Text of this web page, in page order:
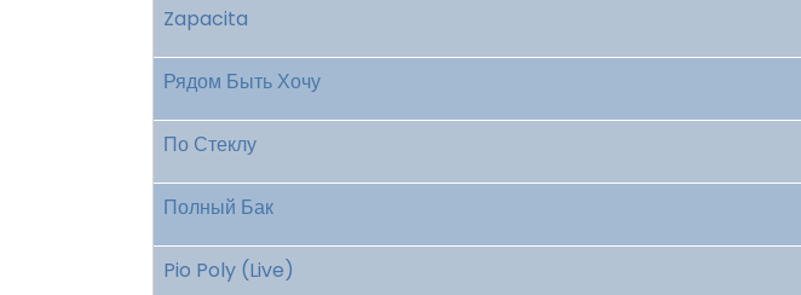
Zapacita
Рядом Быть Хочу
По Стеклу
Полный Бак
Pio Poly (Live)